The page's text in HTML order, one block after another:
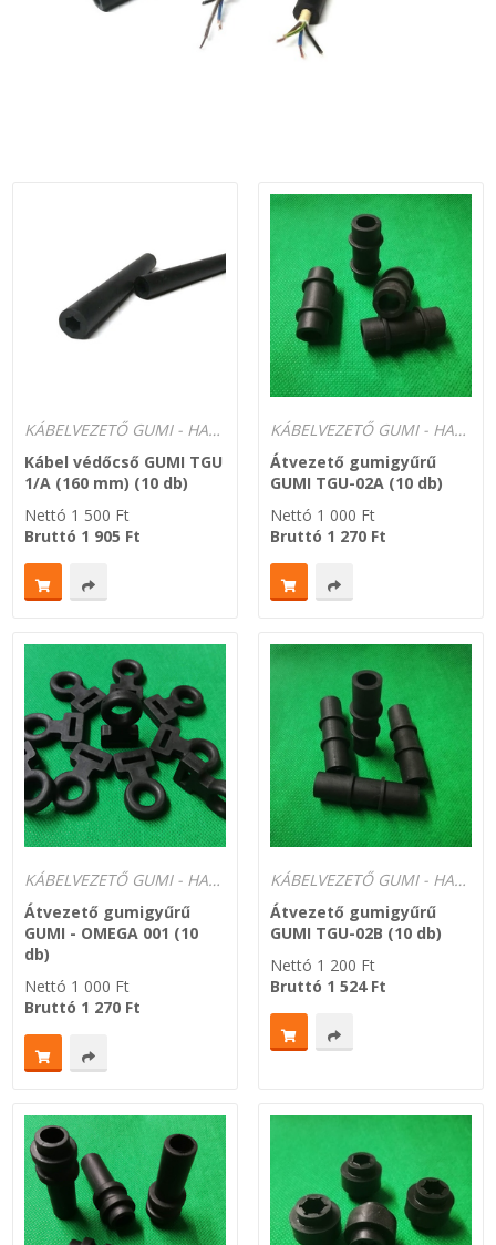
Zsinór Körszelvényű tömítőzsinórok
ETETŐTÁL-TIPLI-GRANULÁTUM
LEÉRTÉKELT-MARADÉK ANYAGOKKÁBELVEZETŐ GUMI - HATÁROLÓK
Kábel védőcső GUMI TGU
1/A (160 mm) (10 db)
Nettó 1 500 Ft
Bruttó 1 905 Ft
KÁBELVEZETŐ GUMI - HATÁROLÓK
Átvezető gumigyűrű
GUMI TGU-02A (10 db)
Nettó 1 000 Ft
Bruttó 1 270Ft
KÁBELVEZETŐ GUMI - HATÁROLÓK
Átvezető gumigyűrű
GUMI - OMEGA 001 (10
db)
Nettó 1 000 Ft
Bruttó 1 270 Ft
KÁBELVEZETŐ GUMI - HATÁROLÓK
Átvezető gumigyűrű
GUMI TGU-02B (10 db)
Nettó 1 200 Ft
Bruttó 1 524Ft